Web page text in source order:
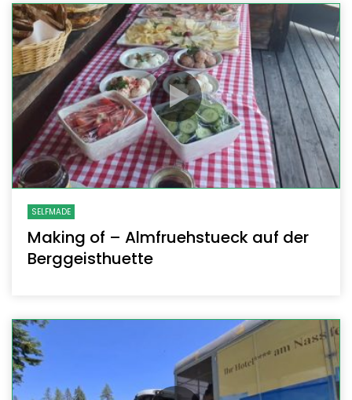
SELFMADE
Making of – Almfruehstueck auf der
Berggeisthuette